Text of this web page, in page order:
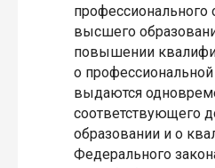
профессионального
высшего
повышении
о
выдаются
соответствующего
образовании и о
Федерального